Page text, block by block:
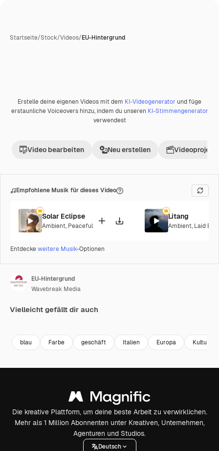
Startseite/Stock/Videos/EU-Hintergrund
Premium
Erstelle deine eigenen Videos mit dem KI-Videogenerator und füge
erstaunliche Voiceovers hinzu, indem du unseren KI-Stimmengenerator
verwendest
Video bearbeiten Neu erstellen Videoprojekt
Empfohlene Musik für dieses Video
Solar Eclipse
Ambient, Peaceful
Litang
Ambient, Laid
Entdeckeweitere Musik-Optionen
EU-Hintergrund
Wavebreak Media
Vielleicht gefällt dir auch
blau Farbe geschäft Italien Europa Kultur
Die kreative Plattform, um deine beste Arbeit zu verwirklichen.
Mehr als 1 Million Abonnenten unter Kreativen, Unternehmen,
Agenturen und Studios.
Deutsch